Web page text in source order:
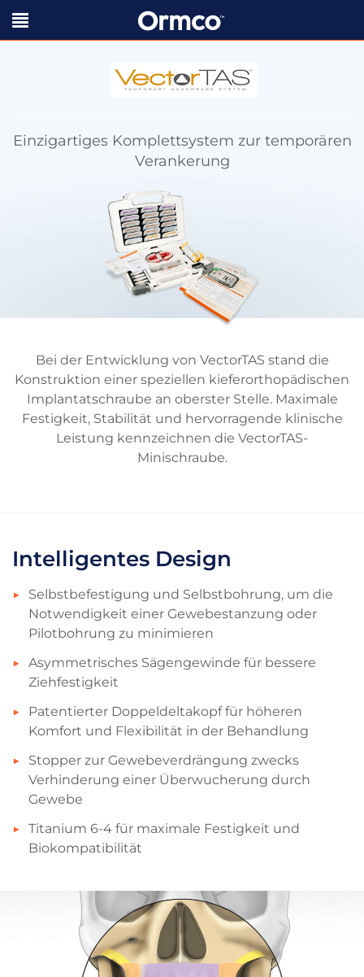
Einzigartiges Komplettsystem zur temporären
Verankerung
Bei der Entwicklung von VectorTAS stand die
Konstruktion einer speziellen kieferorthopädischen
Implantatschraube an oberster Stelle. Maximale
Festigkeit, Stabilität und hervorragende klinische
Leistung kennzeichnen die VectorTAS-
Minischraube.
Intelligentes Design
Selbstbefestigung und Selbstbohrung, um die
Notwendigkeit einer Gewebestanzung oder
Pilotbohrung zu minimieren
Asymmetrisches Sägengewinde für bessere
Ziehfestigkeit
Patentierter Doppeldeltakopf für höheren
Komfort und Flexibilität in der Behandlung
Stopper zur Gewebeverdrängung zwecks
Verhinderung einer Überwucherung durch
Gewebe
Titanium 6-4 für maximale Festigkeit und
Biokompatibilität